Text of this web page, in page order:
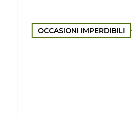
OCCASIONI IMPERDIBILI